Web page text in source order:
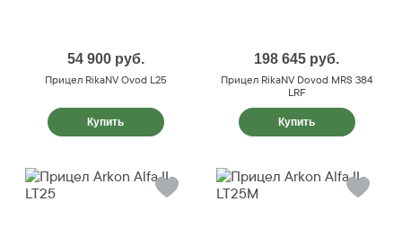
54 900 руб.
Прицел RikaNV Ovod L25
Купить
198 645 руб.
Прицел RikaNV Dovod MRS 384
LRF
Купить